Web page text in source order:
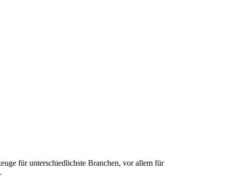
für unterschiedlichste Branchen, vor allem für